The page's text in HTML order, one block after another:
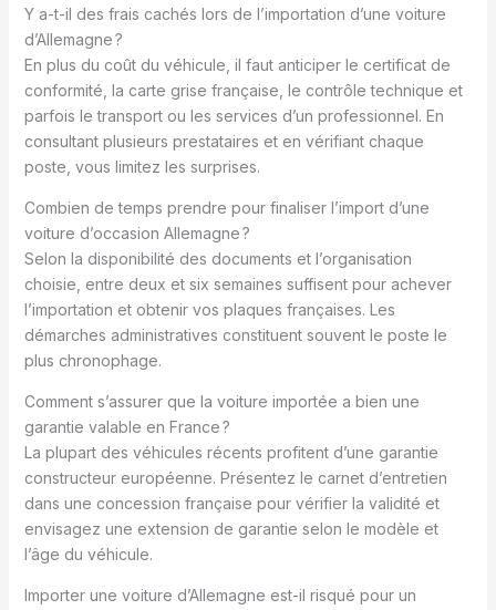
Y a-t-il des frais cachés lors de l’importation d’une voiture
d’Allemagne ?
En plus du coût du véhicule, il faut anticiper le certificat de
conformité, la carte grise française, le contrôle technique et
parfois le transport ou les services d’un professionnel. En
consultant plusieurs prestataires et en vérifiant chaque
poste, vous limitez les surprises.
Combien de temps prendre pour finaliser l’import d’une
voiture d’occasion Allemagne ?
Selon la disponibilité des documents et l’organisation
choisie, entre deux et six semaines suffisent pour achever
l’importation et obtenir vos plaques françaises. Les
démarches administratives constituent souvent le poste le
plus chronophage.
Comment s’assurer que la voiture importée a bien une
garantie valable en France ?
La plupart des véhicules récents profitent d’une garantie
constructeur européenne. Présentez le carnet d’entretien
dans une concession française pour vérifier la validité et
envisagez une extension de garantie selon le modèle et
l’âge du véhicule.
Importer une voiture d’Allemagne est-il risqué pour un